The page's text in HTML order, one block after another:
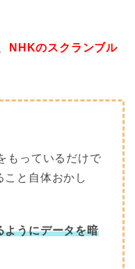
NHKのスクランブル
もっているだけで
こと自体おかし
ようにデータを暗